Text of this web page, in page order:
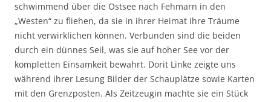
schwimmend über die Ostsee nach Fehmarn in den
„Westen“ zu fliehen, da sie in ihrer Heimat ihre Träume
nicht verwirklichen können. Verbunden sind die beiden
durch ein dünnes Seil, was sie auf hoher See vor der
kompletten Einsamkeit bewahrt. Dorit Linke zeigte uns
während ihrer Lesung Bilder der Schauplätze sowie Karten
mit den Grenzposten. Als Zeitzeugin machte sie ein Stück